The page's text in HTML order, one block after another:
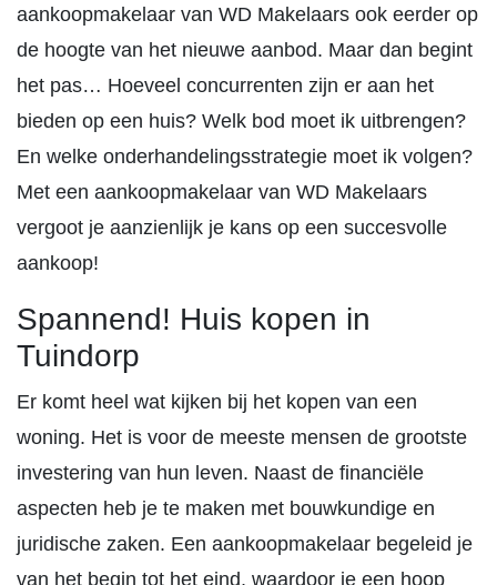
aankoopmakelaar van WD Makelaars ook eerder op
de hoogte van het nieuwe aanbod. Maar dan begint
het pas… Hoeveel concurrenten zijn er aan het
bieden op een huis? Welk bod moet ik uitbrengen?
En welke onderhandelingsstrategie moet ik volgen?
Met een aankoopmakelaar van WD Makelaars
vergoot je aanzienlijk je kans op een succesvolle
aankoop!
Spannend! Huis kopen in
Tuindorp
Er komt heel wat kijken bij het kopen van een
woning. Het is voor de meeste mensen de grootste
investering van hun leven. Naast de financiële
aspecten heb je te maken met bouwkundige en
juridische zaken. Een aankoopmakelaar begeleid je
van het begin tot het eind, waardoor je een hoop